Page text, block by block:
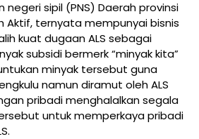
negeri sipil (PNS) Daerah provinsi
Aktif, ternyata mempunyai bisnis
kuat dugaan ALS sebagai
subsidi bermerk “minyak kita”
minyak tersebut guna
namun diramut oleh ALS
pribadi menghalalkan segala
untuk memperkaya pribadi